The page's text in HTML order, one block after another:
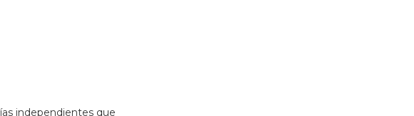
independientes que